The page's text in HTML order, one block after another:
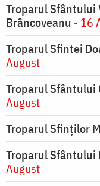
Troparul Sfântului
Brâncoveanu - 16
Troparul Sfintei
August
Troparul Sfântului
August
Troparul Sfinților
Troparul
August